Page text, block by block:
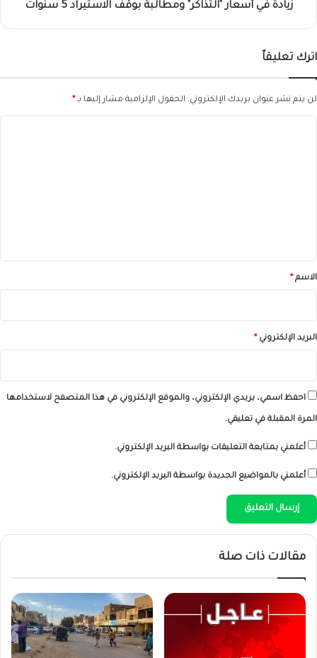
زيادة في أسعار "التذاكر" ومطالبة بوقف الاستيراد 5 سنوات
اترك تعليقاً
لن يتم نشر عنوان بريدك الإلكتروني. الحقول الإلزامية مشار إليها بـ *
*الاسم *
البريد الإلكتروني *
احفظ اسمي، بريدي الإلكتروني، والموقع الإلكتروني في هذا المتصفح لاستخدامها
المرة المقبلة في تعليقي.
أعلمني بمتابعة التعليقات بواسطة البريد الإلكتروني.
أعلمني بالمواضيع الجديدة بواسطة البريد الإلكتروني.
مقالات ذات صلة